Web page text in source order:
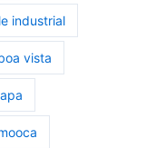
industrial
vista